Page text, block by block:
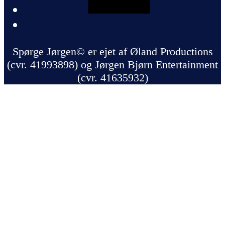
Spørge Jørgen© er ejet af Øland Productions
(cvr. 41993898) og Jørgen Bjørn Entertainment
(cvr. 41635932)